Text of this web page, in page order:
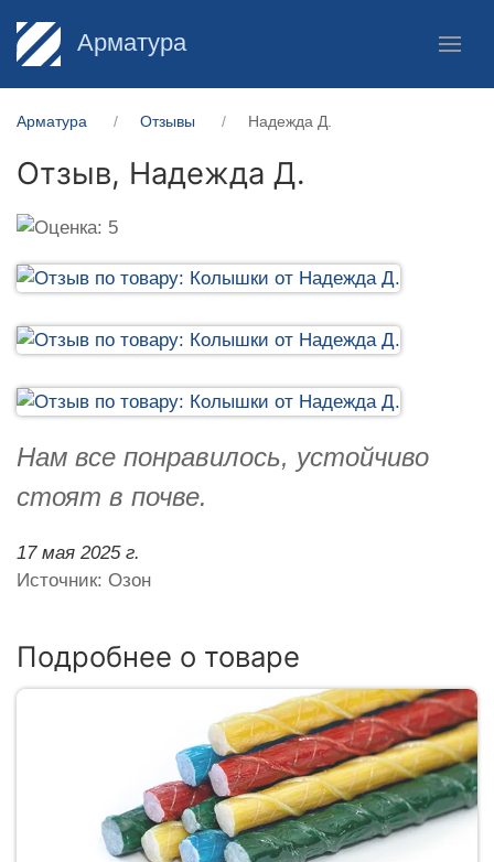
Арматура
Арматура Отзывы Надежда Д.
Отзыв, Надежда Д.
Нам все понравилось, устойчиво
стоят в почве.
17 мая 2025 г.
Источник: Озон
Подробнее о товаре